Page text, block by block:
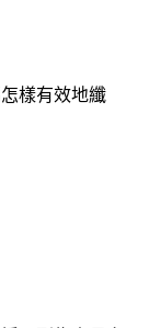
樣有效地纖